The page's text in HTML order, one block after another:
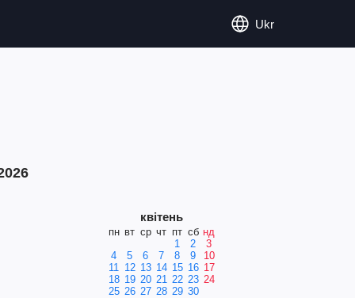
Ukr
квітень
пн вт ср чт пт сб нд
1
2
3
4
5 6 7 8 9
10
11 12 13 14 15 16 17
18 19 20 21 22 23 24
25 26 27 28 29 30